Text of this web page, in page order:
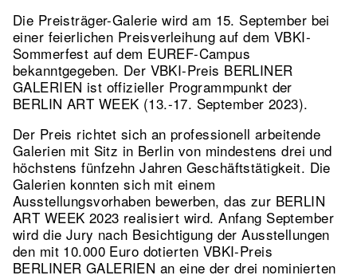
Die Preisträger-Galerie wird am 15. September bei
einer feierlichen Preisverleihung auf dem VBKI-
Sommerfest auf dem EUREF-Campus
bekanntgegeben. Der VBKI-Preis BERLINER
GALERIEN ist offizieller Programmpunkt der
BERLIN ART WEEK (13.-17. September 2023).
Der Preis richtet sich an professionell arbeitende
Galerien mit Sitz in Berlin von mindestens drei und
höchstens fünfzehn Jahren Geschäftstätigkeit. Die
Galerien konnten sich mit einem
Ausstellungsvorhaben bewerben, das zur BERLIN
ART WEEK 2023 realisiert wird. Anfang September
wird die Jury nach Besichtigung der Ausstellungen
den mit 10.000 Euro dotierten VBKI-Preis
BERLINER GALERIEN an eine der drei nominierten